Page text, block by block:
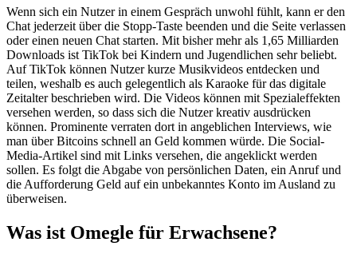
la
entrada
Wenn sich ein Nutzer in einem Gespräch unwohl fühlt, kann er den
Chat jederzeit über die Stopp-Taste beenden und die Seite verlassen
oder einen neuen Chat starten. Mit bisher mehr als 1,65 Milliarden
Downloads ist TikTok bei Kindern und Jugendlichen sehr beliebt.
Auf TikTok können Nutzer kurze Musikvideos entdecken und
teilen, weshalb es auch gelegentlich als Karaoke für das digitale
Zeitalter beschrieben wird. Die Videos können mit Spezialeffekten
versehen werden, so dass sich die Nutzer kreativ ausdrücken
können. Prominente verraten dort in angeblichen Interviews, wie
man über Bitcoins schnell an Geld kommen würde. Die Social-
Media-Artikel sind mit Links versehen, die angeklickt werden
sollen. Es folgt die Abgabe von persönlichen Daten, ein Anruf und
die Aufforderung Geld auf ein unbekanntes Konto im Ausland zu
überweisen.
Was ist Omegle für Erwachsene?